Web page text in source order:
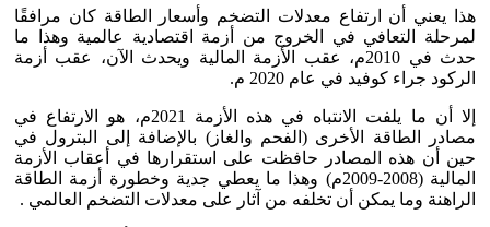
هذا يعني أن ارتفاع معدلات التضخم وأسعار الطاقة كان مرافقًا
لمرحلة التعافي في الخروج من أزمة اقتصادية عالمية وهذا ما
حدث في 2010م، عقب الأزمة المالية ويحدث الآن، عقب أزمة
الركود جراء كوفيد في عام 2020 م.
إلا أن ما يلفت الانتباه في هذه الأزمة 2021م، هو الارتفاع في
مصادر الطاقة الأخرى (الفحم والغاز) بالإضافة إلى البترول في
حين أن هذه المصادر حافظت على استقرارها في أعقاب الأزمة
المالية (2008-2009م) وهذا ما يعطي جدية وخطورة أزمة الطاقة
الراهنة وما يمكن أن تخلفه من آثار على معدلات التضخم العالمي .